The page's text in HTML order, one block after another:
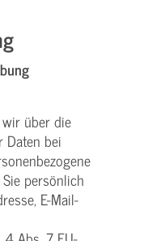
über die
Daten bei
persönlich
E-Mail-